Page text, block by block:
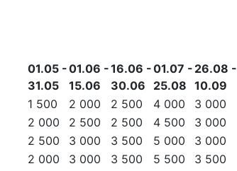
01.05 -
31.05
01.06 -
15.06
16.06 -
30.06
01.07 -
25.08
26.08 -
10.09
1 500 2 000 2 500 4 000 3 000
2 000 2 500 2 500 4 500 3 000
2 500 3 000 3 500 5 000 3 000
2 000
3 000
3 500
5 500
3 500